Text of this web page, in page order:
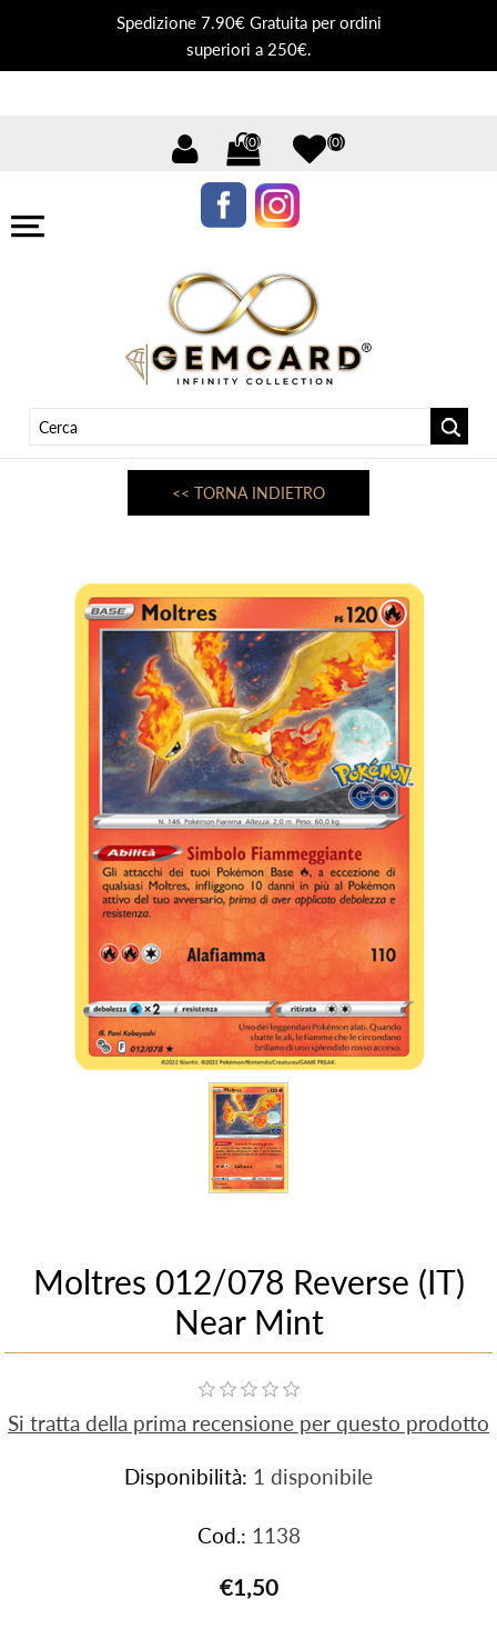
Spedizione 7.90€ Gratuita per ordini
superiori a 250€.
(0) (0)
<< TORNA INDIETRO
Moltres 012/078 Reverse (IT)
Near Mint
Si tratta della prima recensione per questo prodotto
Disponibilità: 1 disponibile
Cod.: 1138
€1,50